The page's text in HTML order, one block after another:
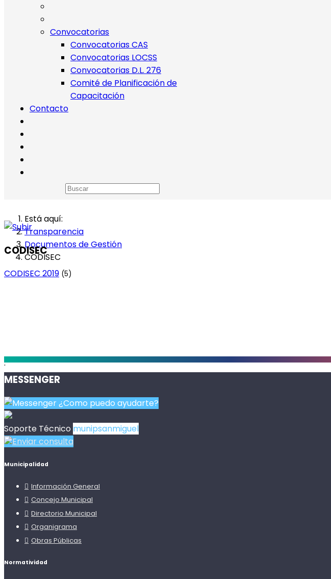
Convocatorias
Convocatorias CAS
Convocatorias LOCSS
Convocatorias D.L. 276
Comité de Planificación de
Capacitación
Contacto
Está aquí:
Transparencia
Documentos de Gestión
CODISEC
CODISEC
CODISEC 2019 (5)
.
MESSENGER
¿Como puedo ayudarte?
Soporte Técnico munipsanmiguel
Enviar consulta
Municipalidad
Información General
Concejo Municipal
Directorio Municipal
Organigrama
Obras Públicas
Normatividad